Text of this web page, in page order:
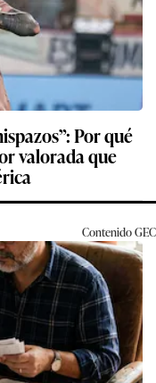
Por qué
valorada que
ContenidoGEC